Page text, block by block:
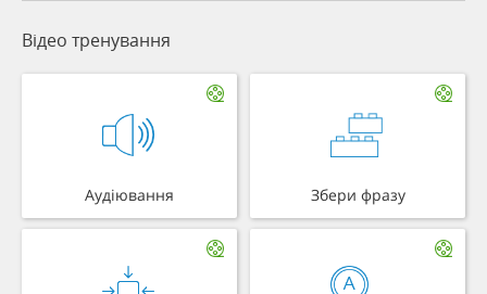
Відео тренування
Аудіювання Збери фразу